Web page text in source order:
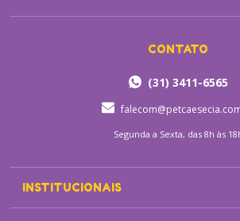
CONTATO
(31) 3411-6565
Segunda a Sexta, das 8h às
INSTITUCIONAIS